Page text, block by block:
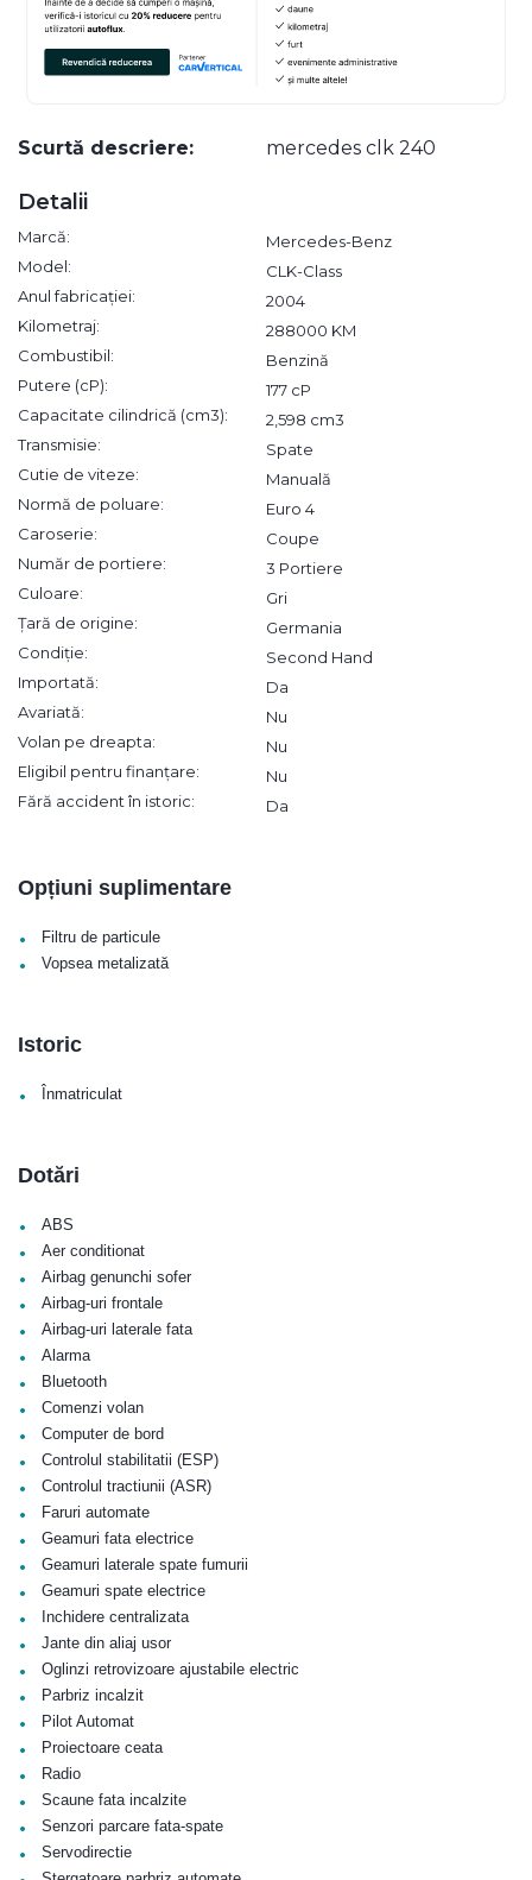
Scurtă descriere: mercedes clk 240
Detalii
Marcă:
Mercedes-Benz
Model:
CLK-Class
Anul fabricației:
2004
Kilometraj:
288000 KM
Combustibil:
Benzină
Putere (cP):
177 cP
Capacitate cilindrică (cm3):
2,598 cm3
Transmisie:
Spate
Cutie de viteze:
Manuală
Normă de poluare:
Euro 4
Caroserie:
Coupe
Număr de portiere:
3 Portiere
Culoare:
Gri
Țară de origine:
Germania
Condiție:
Second Hand
Importată:
Da
Avariată:
Nu
Volan pe dreapta:
Nu
Eligibil pentru finanțare:
Nu
Fără accident în istoric:
Da
Opțiuni suplimentare
• Filtru de particule
• Vopsea metalizată
Istoric
• Înmatriculat
Dotări
• ABS
• Aer conditionat
• Airbag genunchi sofer
• Airbag-uri frontale
• Airbag-uri laterale fata
• Alarma
• Bluetooth
• Comenzi volan
• Computer de bord
• Controlul stabilitatii (ESP)
• Controlul tractiunii (ASR)
• Faruri automate
• Geamuri fata electrice
• Geamuri laterale spate fumurii
• Geamuri spate electrice
• Inchidere centralizata
• Jante din aliaj usor
• Oglinzi retrovizoare ajustabile electric
• Parbriz incalzit
• Pilot Automat
• Proiectoare ceata
• Radio
• Scaune fata incalzite
• Senzori parcare fata-spate
• Servodirectie